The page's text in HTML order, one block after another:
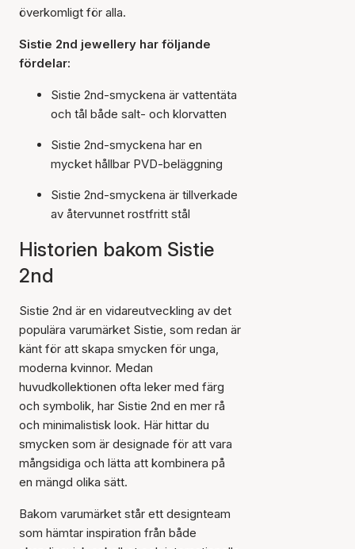
överkomligt för alla.
Sistie 2nd jewellery har följande
fördelar:
Sistie 2nd-smyckena är vattentäta
och tål både salt- och klorvatten
Sistie 2nd-smyckena har en
mycket hållbar PVD-beläggning
Sistie 2nd-smyckena är tillverkade
av återvunnet rostfritt stål
Historien bakom Sistie
2nd
Sistie 2nd är en vidareutveckling av det
populära varumärket Sistie, som redan är
känt för att skapa smycken för unga,
moderna kvinnor. Medan
huvudkollektionen ofta leker med färg
och symbolik, har Sistie 2nd en mer rå
och minimalistisk look. Här hittar du
smycken som är designade för att vara
mångsidiga och lätta att kombinera på
en mängd olika sätt.
Bakom varumärket står ett designteam
som hämtar inspiration från både